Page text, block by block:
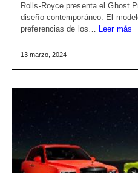
Rolls-Royce presenta el Ghost
diseño contemporáneo. El
preferencias de los…
Leer más
13 marzo, 2024